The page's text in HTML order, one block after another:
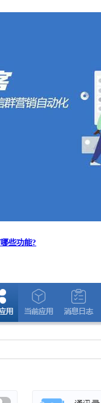
些功能?